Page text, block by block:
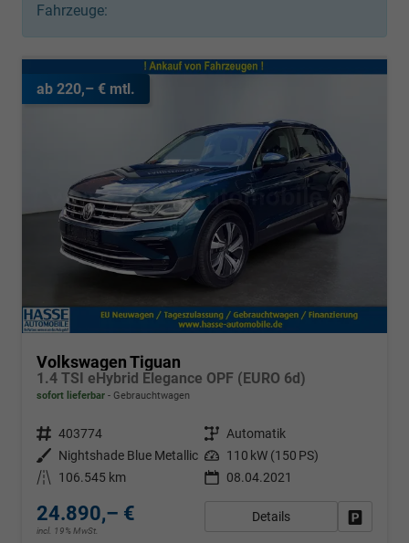
Fahrzeuge:
ab 220,– € mtl.
Volkswagen Tiguan
1.4 TSI eHybrid Elegance OPF (EURO 6d)
sofort lieferbar Gebrauchtwagen
Fahrzeugnr. 403774 Getriebe Automatik
Außenfarbe
Nightshade Blue Metallic Leistung 110 kW (150 PS)
Kilometerstand
106.545 km 08.04.2021
24.890,– €
incl. 19% MwSt.
Details